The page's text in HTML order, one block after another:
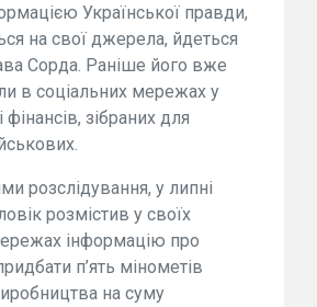
Української правди,
на свої джерела, йдеться
Сорда. Раніше його вже
в соціальних мережах у
зібраних для
розслідування, у липні
розмістив у своїх
інформацію про
п’ять мінометів
на суму